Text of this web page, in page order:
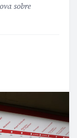
sobre